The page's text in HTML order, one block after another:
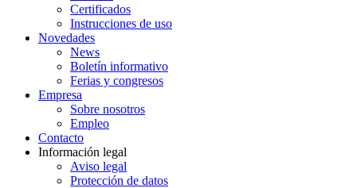
Certificados
Instrucciones de uso
Novedades
News
Boletín informativo
Ferias y congresos
Empresa
Sobre nosotros
Empleo
Contacto
Información legal
Aviso legal
Protección de datos